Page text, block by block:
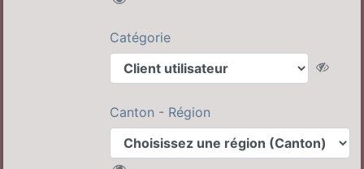
Catégorie
Canton - Région